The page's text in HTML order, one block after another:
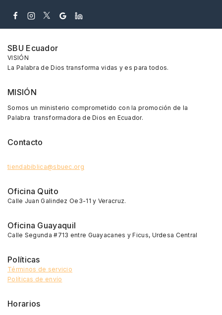
SBU Ecuador
VISIÓN
La Palabra de Dios transforma vidas y es para todos.
MISIÓN
Somos un ministerio comprometido con la promoción de la
Palabra transformadora de Dios en Ecuador.
Contacto
tiendabiblica@sbuec.org
Oficina Quito
Calle Juan Galindez Oe3-11 y Veracruz.
Oficina Guayaquil
Calle Segunda #713 entre Guayacanes y Ficus, Urdesa Central
Políticas
Términos de servicio
Políticas de envío
Horarios